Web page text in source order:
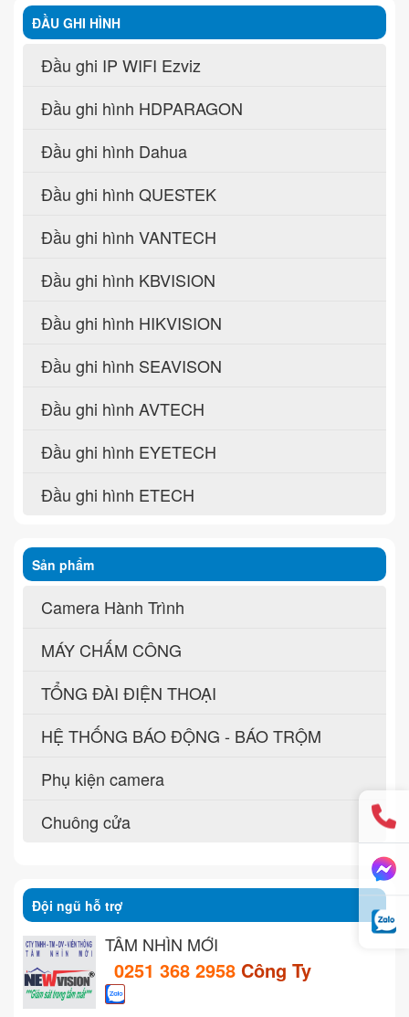
ĐẦU GHI HÌNH
Đầu ghi IP WIFI Ezviz
Đầu ghi hình HDPARAGON
Đầu ghi hình Dahua
Đầu ghi hình QUESTEK
Đầu ghi hình VANTECH
Đầu ghi hình KBVISION
Đầu ghi hình HIKVISION
Đầu ghi hình SEAVISON
Đầu ghi hình AVTECH
Đầu ghi hình EYETECH
Đầu ghi hình ETECH
Sản phẩm
Camera Hành Trình
MÁY CHẤM CÔNG
TỔNG ĐÀI ĐIỆN THOẠI
HỆ THỐNG BÁO ĐỘNG - BÁO TRỘM
Phụ kiện camera
Chuông cửa
Đội ngũ hỗ trợ
TẦM NHÌN MỚI
0251 368 2958 Công Ty